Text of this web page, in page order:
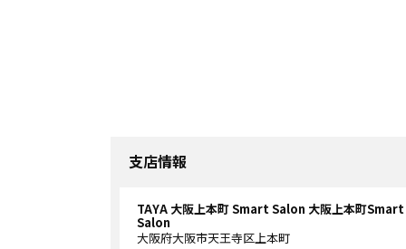
支店情報
TAYA 大阪上本町 Smart Salon 大阪上本町Smart
Salon
大阪府大阪市天王寺区上本町